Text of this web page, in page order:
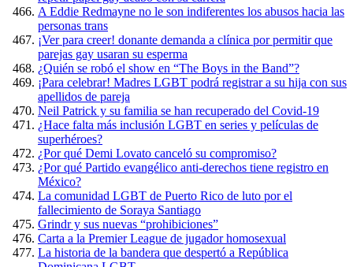
A Eddie Redmayne no le son indiferentes los abusos hacia las
personas trans
¡Ver para creer! donante demanda a clínica por permitir que
parejas gay usaran su esperma
¿Quién se robó el show en “The Boys in the Band”?
¡Para celebrar! Madres LGBT podrá registrar a su hija con sus
apellidos de pareja
Neil Patrick y su familia se han recuperado del Covid-19
¿Hace falta más inclusión LGBT en series y películas de
superhéroes?
¿Por qué Demi Lovato canceló su compromiso?
¿Por qué Partido evangélico anti-derechos tiene registro en
México?
La comunidad LGBT de Puerto Rico de luto por el
fallecimiento de Soraya Santiago
Grindr y sus nuevas “prohibiciones”
Carta a la Premier League de jugador homosexual
La historia de la bandera que despertó a República